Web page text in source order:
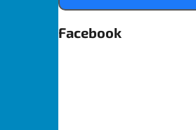
Facebook